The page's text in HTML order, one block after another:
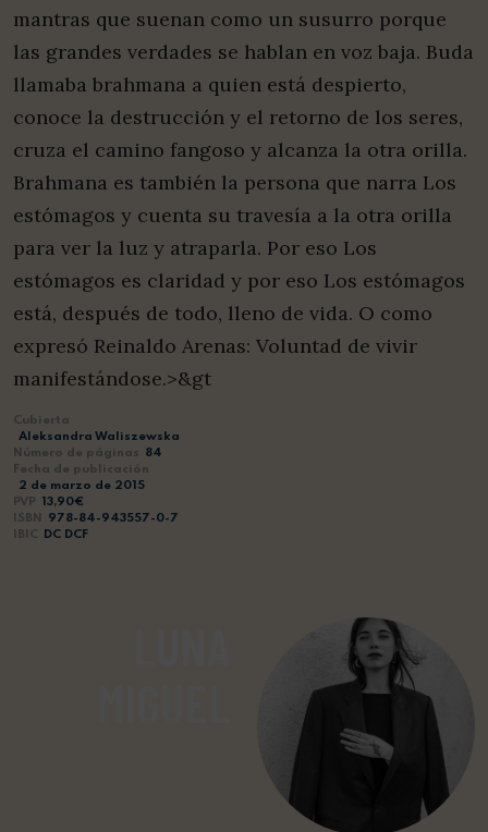
mantras que suenan como un susurro porque
las grandes verdades se hablan en voz baja. Buda
llamaba brahmana a quien está despierto,
conoce la destrucción y el retorno de los seres,
cruza el camino fangoso y alcanza la otra orilla.
Brahmana es también la persona que narra Los
estómagos y cuenta su travesía a la otra orilla
para ver la luz y atraparla. Por eso Los
estómagos es claridad y por eso Los estómagos
está, después de todo, lleno de vida. O como
expresó Reinaldo Arenas: Voluntad de vivir
manifestándose.>&gt
Cubierta
Aleksandra Waliszewska
Número de páginas 84
Fecha de publicación
2 de marzo de 2015
PVP 13,90€
ISBN
978-84-943557-0-7
IBIC
DC DCF